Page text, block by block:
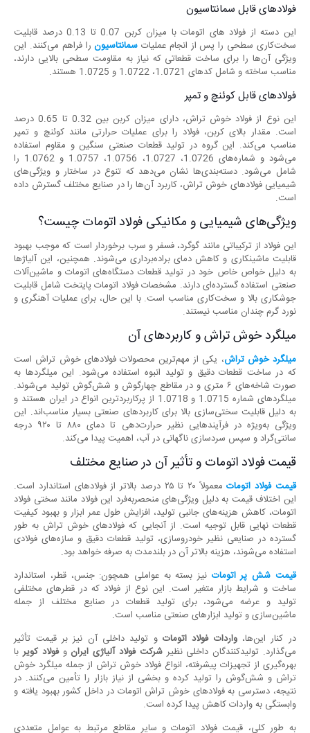
فولادهای قابل سمانتاسیون
این دسته از فولاد های اتومات با میزان کربن 0.07 تا 0.13 درصد قابلیت
سخت‌کاری سطحی را پس از انجام عملیات سمانتاسیونرا فراهم می‌کنند. این
ویژگی آن‌ها را برای ساخت قطعاتی که نیاز به مقاومت سطحی بالایی دارند،
مناسب ساخته و شامل کدهای 1.0721، 1.0722 و 1.0725 هستند.
فولادهای قابل کوئنچ و تمپر
این نوع از فولاد خوش تراش، دارای میزان کربن بین 0.32 تا 0.65 درصد
است. مقدار بالای کربن، فولاد را برای عملیات حرارتی مانند کوئنچ و تمپر
مناسب می‌کند. این گروه در تولید قطعات صنعتی سنگین و مقاوم استفاده
می‌شود و شماره‌های 1.0726، 1.0727، 1.0756، 1.0757 و 1.0762 را
شامل می‌شود. دسته‌بندی‌ها نشان می‌دهد که تنوع در ساختار و ویژگی‌های
شیمیایی فولادهای خوش تراش، کاربرد آن‌ها را در صنایع مختلف گسترش داده
است.
ویژگی‌های شیمیایی و مکانیکی فولاد اتومات چیست؟
این فولاد از ترکیباتی مانند گوگرد، فسفر و سرب برخوردار است که موجب بهبود
قابلیت ماشینکاری و کاهش دمای براده‌برداری می‌شوند. همچنین، این آلیاژها
به دلیل خواص خاص خود در تولید قطعات دستگاه‌های اتومات و ماشین‌آلات
صنعتی استفاده گسترده‌ای دارند. مشخصات فولاد اتومات پایتخت شامل قابلیت
جوشکاری بالا و سخت‌کاری مناسب است. با این حال، برای عملیات آهنگری و
نورد گرم چندان مناسب نیستند.
میلگرد خوش تراش و کاربردهای آن
میلگرد خوش تراش، یکی از مهم‌ترین محصولات فولادهای خوش تراش است
که در ساخت قطعات دقیق و تولید انبوه استفاده می‌شود. این میلگردها به
صورت شاخه‌های ۶ متری و در مقاطع چهارگوش و شش‌گوش تولید می‌شوند.
میلگردهای شماره 1.0715 و 1.0718 از پرکاربردترین انواع در ایران هستند و
به دلیل قابلیت سختی‌سازی بالا برای کاربردهای صنعتی بسیار مناسب‌اند. این
ویژگی به‌ویژه در فرآیندهایی نظیر حرارت‌دهی تا دمای ۸۸۰ تا ۹۲۰ درجه
سانتی‌گراد و سپس سردسازی ناگهانی در آب، اهمیت پیدا می‌کند.
قیمت فولاد اتومات و تأثیر آن در صنایع مختلف
قیمت فولاد اتومات
معمولاً ۲۰ تا ۲۵ درصد بالاتر از فولادهای استاندارد است.
این اختلاف قیمت به دلیل ویژگی‌های منحصر‌به‌فرد این فولاد مانند سختی فولاد
اتومات، کاهش هزینه‌های جانبی تولید، افزایش طول عمر ابزار و بهبود کیفیت
قطعات نهایی قابل توجیه است. از آنجایی که فولادهای خوش تراش به طور
گسترده در صنایعی نظیر خودروسازی، تولید قطعات دقیق و سازه‌های فولادی
استفاده می‌شوند، هزینه بالاتر آن در بلندمدت به صرفه خواهد بود.
قیمت شش پر اتومات نیز بسته به عواملی همچون: جنس، قطر، استاندارد
ساخت و شرایط بازار متغیر است. این نوع از فولاد که در قطرهای مختلفی
تولید و عرضه می‌شود، برای تولید قطعات در صنایع مختلف از جمله
ماشین‌سازی و تولید ابزارهای صنعتی مناسب است.
در کنار این‌ها،واردات فولاد اتوماتو تولید داخلی آن نیز بر قیمت تأثیر
می‌گذارد. تولیدکنندگان داخلی نظیرشرکت فولاد آلیاژی ایران وفولاد کویربا
بهره‌گیری از تجهیزات پیشرفته، انواع فولاد خوش تراش از جمله میلگرد خوش
تراش و شش‌گوش را تولید کرده و بخشی از نیاز بازار را تأمین می‌کنند. در
نتیجه، دسترسی به فولادهای خوش تراش اتومات در داخل کشور بهبود یافته و
وابستگی به واردات کاهش پیدا کرده است.
به طور کلی، قیمت فولاد اتومات و سایر مقاطع مرتبط به عوامل متعددی